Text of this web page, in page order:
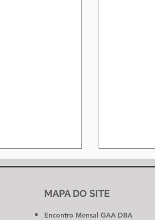
MAPA DO SITE
Encontro Mensal GAA DBA